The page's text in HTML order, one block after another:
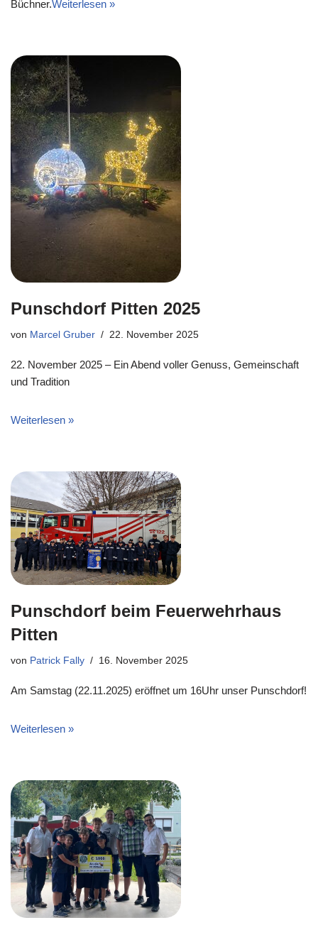
Büchner.Weiterlesen »
Punschdorf Pitten 2025
von Marcel Gruber 22. November 2025
22. November 2025 – Ein Abend voller Genuss, Gemeinschaft
und Tradition
Weiterlesen »
Punschdorf beim Feuerwehrhaus
Pitten
von Patrick Fally 16. November 2025
Am Samstag (22.11.2025) eröffnet um 16Uhr unser Punschdorf!
Weiterlesen »